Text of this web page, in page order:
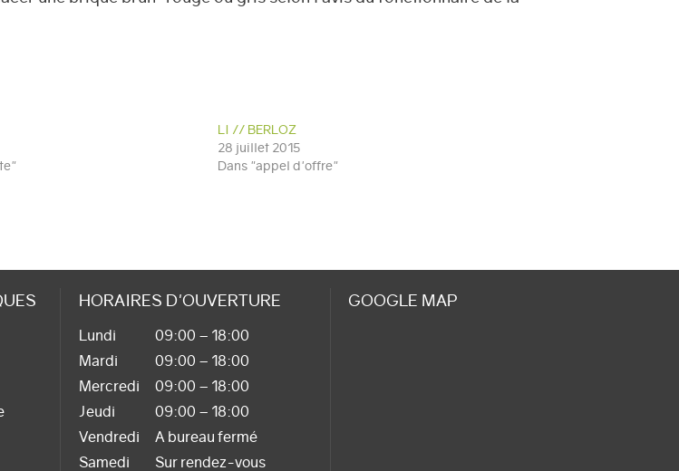
LI // BERLOZ
28 juillet 2015
Dans "appel d'offre"
HORAIRES D'OUVERTURE
Lundi
09:00 – 18:00
Mardi
09:00 – 18:00
Mercredi
09:00 – 18:00
Jeudi
09:00 – 18:00
Vendredi
A bureau fermé
Samedi
Sur rendez-vous
GOOGLE MAP